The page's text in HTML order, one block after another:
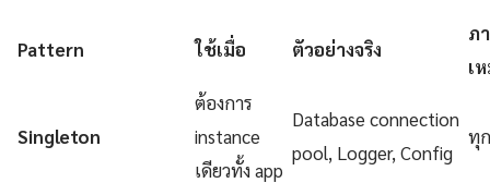
Pattern ใช้เมื่อ ตัวอย่างจริง
ภ
เ
Singleton
ต้องการ
instance
เดียวทั้ง app
Database connection
pool, Logger, Config
ทุ